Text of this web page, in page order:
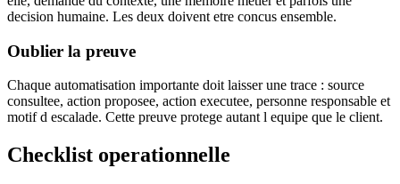
decision humaine. Les deux doivent etre concus ensemble.
Oublier la preuve
Chaque automatisation importante doit laisser une trace : source
consultee, action proposee, action executee, personne responsable et
motif d escalade. Cette preuve protege autant l equipe que le client.
Checklist operationnelle